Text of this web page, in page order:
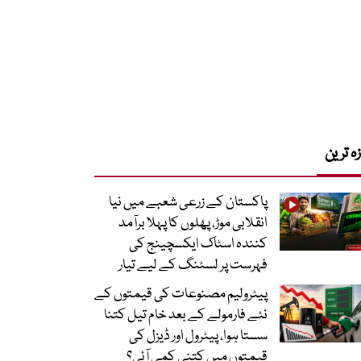
ترین
پاکستان کے زرعی شعبے میں نیا
انقلابی موڑ، پھلوں کا پہلا برآمد
کنندہ اسٹاک ایکسچینج کی
فہرست پر لسٹنگ کے لیے تیار
پیٹرولیم مصنوعات کی قیمتوں کے
نئے فارمولے کے بعد خام تیل کتنا
سستا ہوا، پیٹرول اور ڈیزل کی